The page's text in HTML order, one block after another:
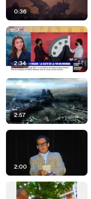
0:36
2:34
2:57
2:00